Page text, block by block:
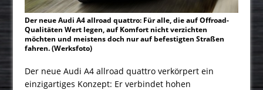
Der neue Audi A4 allroad quattro: Für alle, die auf Offroad-
Qualitäten Wert legen, auf Komfort nicht verzichten
möchten und meistens doch nur auf befestigten Straßen
fahren. (Werksfoto)
Der neue Audi A4 allroad quattro verkörpert ein
einzigartiges Konzept: Er verbindet hohen